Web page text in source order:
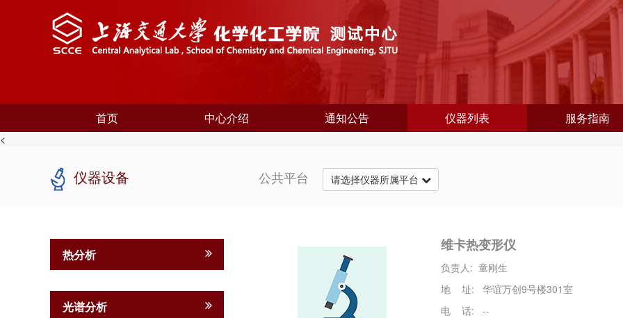
首页 中心介绍 通知公告 仪器列表 服务指南
<
仪器设备 公共平台 请选择仪器所属平台
热分析
光谱分析
维卡热变形仪
负责人: 童刚生
地 址: 华谊万创9号楼301室
电 话: --